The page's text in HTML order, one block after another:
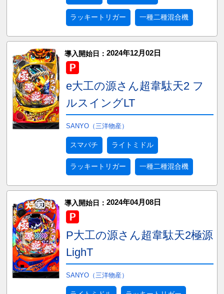
ラッキートリガー 一種二種混合機
導入開始日： 2024年12月02日
e大工の源さん超韋駄天2 フ
ルスイングLT
SANYO（三洋物産）
スマパチ ライトミドル
ラッキートリガー 一種二種混合機
導入開始日： 2024年04月08日
P大工の源さん超韋駄天2極源
LighT
SANYO（三洋物産）